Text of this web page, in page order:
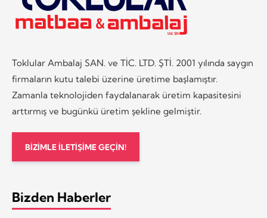
Toklular Ambalaj SAN. ve TİC. LTD. ŞTİ. 2001 yılında saygın
firmaların kutu talebi üzerine üretime başlamıştır.
Zamanla teknolojiden faydalanarak üretim kapasitesini
arttırmış ve bugünkü üretim şekline gelmiştir.
BİZİMLE İLETİŞİME GEÇİN!
Bizden Haberler